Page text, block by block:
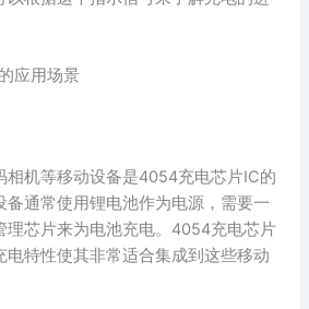
应用场景
相机等移动设备是4054充电芯片IC的
备通常使用锂电池作为电源，需要一
理芯片来为电池充电。4054充电芯片
电特性使其非常适合集成到这些移动